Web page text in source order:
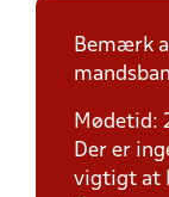
Bemærk
Mødetid:
Der er
vigtigt at